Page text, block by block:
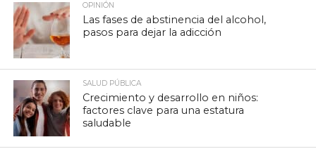
OPINIÓN
Las fases de abstinencia del alcohol,
pasos para dejar la adicción
SALUD PÚBLICA
Crecimiento y desarrollo en niños:
factores clave para una estatura
saludable